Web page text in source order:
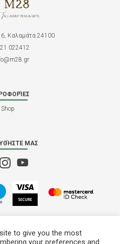
6, Καλαμάτα 24100
022412
Shop
ΜΑΣ
to give you the most
your preferences and